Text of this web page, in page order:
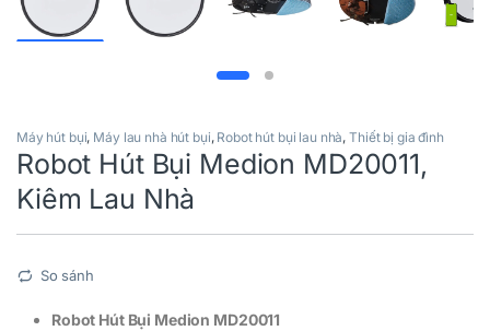
Máy hút bụi, Máy lau nhà hút bụi, Robot hút bụi lau nhà,Thiết bị gia đình
Robot Hút Bụi Medion MD20011,
Kiêm Lau Nhà
So sánh
Robot Hút Bụi Medion MD20011